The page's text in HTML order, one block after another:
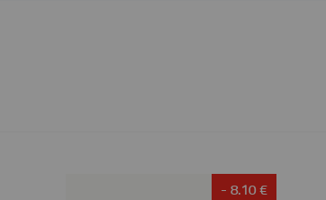
- 8.10 €